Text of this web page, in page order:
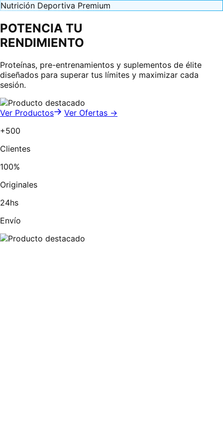
Nutrición Deportiva Premium
POTENCIA TU
RENDIMIENTO
Proteínas, pre-entrenamientos y suplementos de élite
diseñados para superar tus límites y maximizar cada
sesión.
Ver Productos
Ver Ofertas →
+500
Clientes
100%
Originales
24hs
Envío